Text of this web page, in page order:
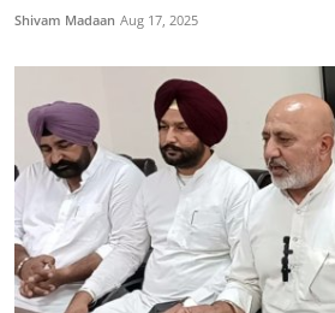
Shivam Madaan Aug 17, 2025